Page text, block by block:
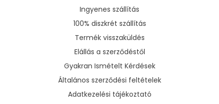
Ingyenes szállítás
100% diszkrét szállítás
Termék visszaküldés
Elállás a szerződéstől
Gyakran Ismételt Kérdések
Általános szerződési feltételek
Adatkezelési tájékoztató